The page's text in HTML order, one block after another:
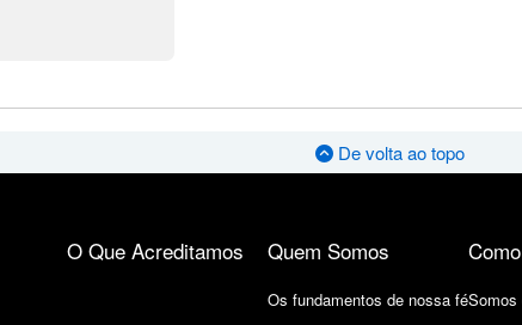
De volta ao topo
O Que Acreditamos Quem Somos
Os fundamentos de nossa fé